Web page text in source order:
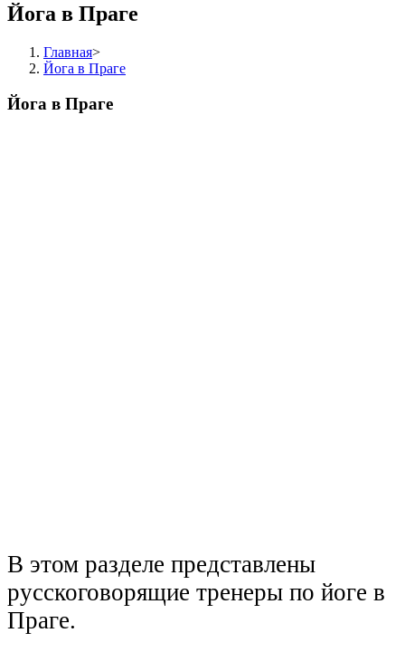
Йога в Праге
Главная>
Йога в Праге
Йога в Праге
В этом разделе представлены
русскоговорящие тренеры по йоге в
Праге.